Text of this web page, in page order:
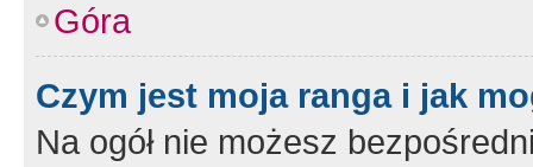
Góra
Czym jest moja ranga i jak
Na ogół nie możesz